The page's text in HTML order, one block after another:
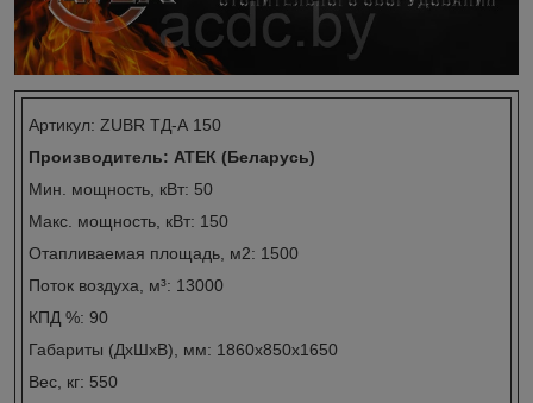
Артикул: ZUBR ТД-А 150
Производитель: АТЕК (Беларусь)
Мин. мощность, кВт: 50
Макс. мощность, кВт: 150
Отапливаемая площадь, м2: 1500
Поток воздуха, м³: 13000
КПД %: 90
Габариты (ДxШxВ), мм: 1860х850х1650
Вес, кг: 550